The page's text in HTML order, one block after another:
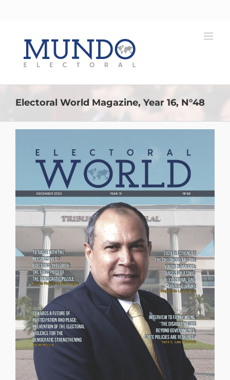
contenido
Electoral World Magazine, Year 16, N°48
imagen
grande